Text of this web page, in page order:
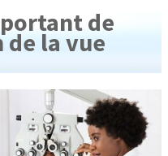
de
de la vue